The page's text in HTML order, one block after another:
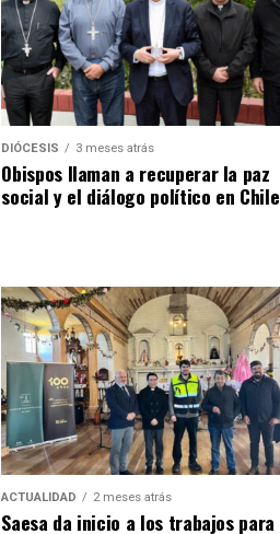
DIÓCESIS 3 meses atrás
Obispos llaman a recuperar la paz
social y el diálogo político en Chile
ACTUALIDAD 2 meses atrás
Saesa da inicio a los trabajos para